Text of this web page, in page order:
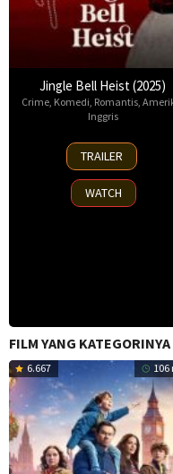
Jingle Bell Heist (2025)
Crime, Komedi Romantis,
Inggris
25
Nov
2025
TRAILER
WATCH
FILM YANG
6.667 106